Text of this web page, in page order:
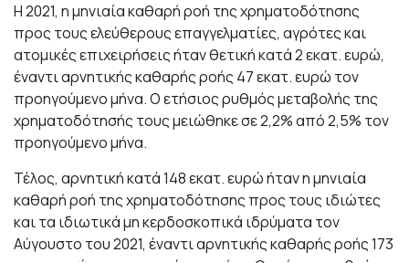
Η 2021, η μηνιαία καθαρή ροή της χρηματοδότησης
προς τους ελεύθερους επαγγελματίες, αγρότες και
ατομικές επιχειρήσεις ήταν θετική κατά 2 εκατ. ευρώ,
έναντι αρνητικής καθαρής ροής 47 εκατ. ευρώ τον
προηγούμενο μήνα. Ο ετήσιος ρυθμός μεταβολής της
χρηματοδότησής τους μειώθηκε σε 2,2% από 2,5% τον
προηγούμενο μήνα.
Τέλος, αρνητική κατά 148 εκατ. ευρώ ήταν η μηνιαία
καθαρή ροή της χρηματοδότησης προς τους ιδιώτες
και τα ιδιωτικά μη κερδοσκοπικά ιδρύματα τον
Αύγουστο του 2021, έναντι αρνητικής καθαρής ροής 173